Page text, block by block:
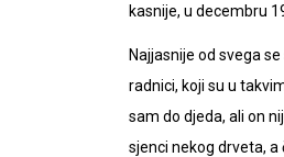
kasnije, u decembru
Najjasnije od svega
radnici, koji su u
sam do djeda, ali on
sjenci nekog drveta,